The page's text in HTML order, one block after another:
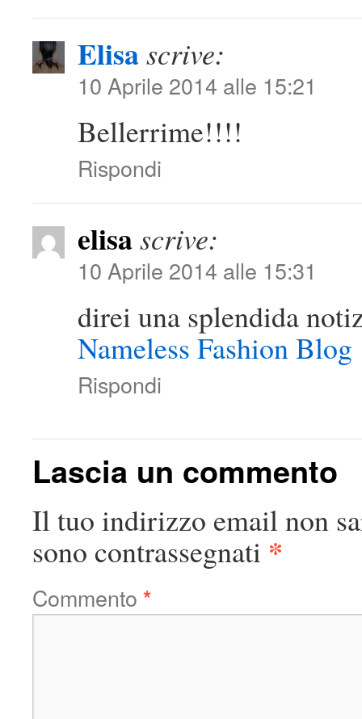
Elisascrive:
10 Aprile 2014 alle 15:21
Bellerrime!!!!
Rispondi
elisascrive:
10 Aprile 2014 alle 15:31
direi una splendida
Nameless Fashion Blog
Rispondi
Lascia un commento
Il tuo indirizzo email non
sono contrassegnati *
Commento *